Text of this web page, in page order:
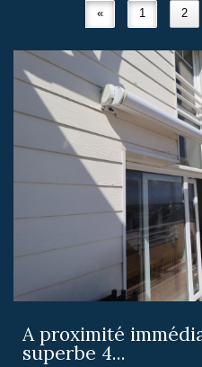
« 1 2
A proximité
superbe 4...